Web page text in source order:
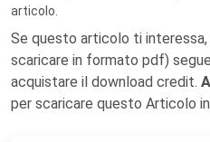
articolo.
Se questo articolo ti
scaricare in formato pdf)
acquistare il download credit.
per scaricare questo Articolo